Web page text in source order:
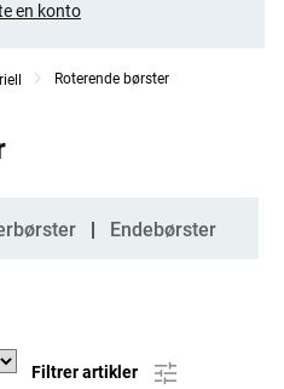
en konto
Roterende børster
Endebørster
Filtrer artikler